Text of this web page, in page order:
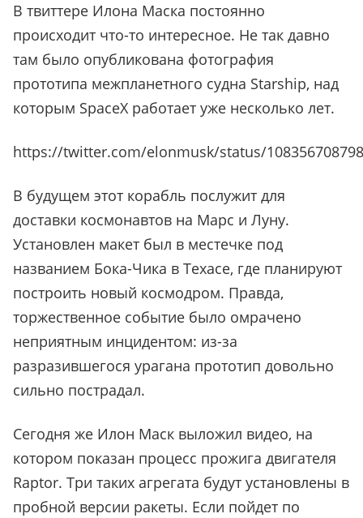
В твиттере Илона Маска постоянно
происходит что-то интересное. Не так давно
там было опубликована фотография
прототипа межпланетного судна Starship, над
которым SpaceX работает уже несколько лет.
https://twitter.com/elonmusk/status/
В будущем этот корабль послужит для
доставки космонавтов на Марс и Луну.
Установлен макет был в местечке под
названием Бока-Чика в Техасе, где планируют
построить новый космодром. Правда,
торжественное событие было омрачено
неприятным инцидентом: из-за
разразившегося урагана прототип довольно
сильно пострадал.
Сегодня же Илон Маск выложил видео, на
котором показан процесс прожига двигателя
Raptor. Три таких агрегата будут установлены в
пробной версии ракеты. Если пойдет по